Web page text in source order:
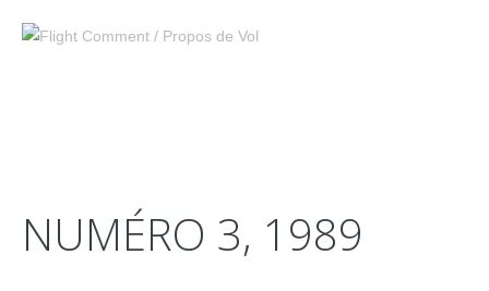
NUMÉRO 3, 1989